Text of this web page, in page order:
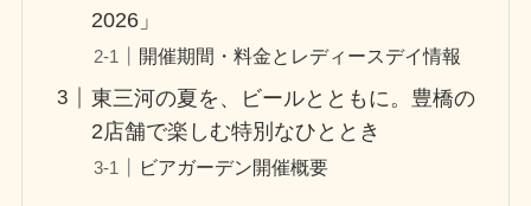
2026」
開催期間・料金とレディースデイ情報
東三河の夏を、ビールとともに。豊橋の
2店舗で楽しむ特別なひととき
ビアガーデン開催概要